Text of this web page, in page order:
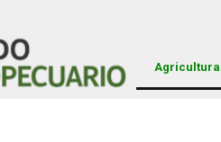
Agricultura